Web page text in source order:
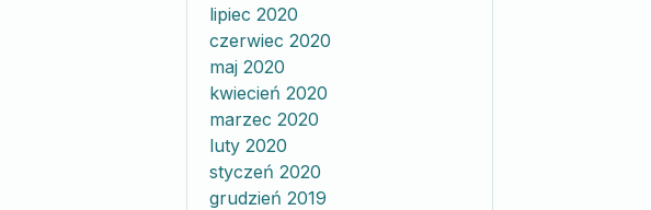
lipiec 2020
czerwiec 2020
maj 2020
kwiecień 2020
marzec 2020
luty 2020
styczeń 2020
grudzień 2019